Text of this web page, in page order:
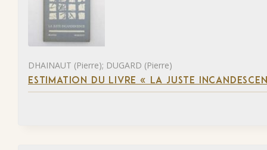
DHAINAUT (Pierre); DUGARD (Pierre)
ESTIMATION DU LIVRE « LA JUSTE